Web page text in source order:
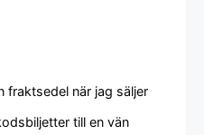
fraktsedel när jag säljer
till en vän